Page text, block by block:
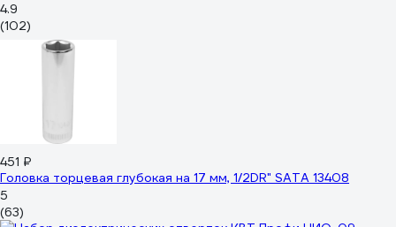
4.9
(102)
451 ₽
Головка торцевая глубокая на 17 мм, 1/2DR" SATA 13408
5
(63)